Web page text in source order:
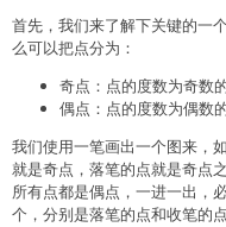
首先，我们来了解下关键的一
么可以把点分为：
奇点：点的度数为奇数
偶点：点的度数为偶数
我们使用一笔画出一个图来，
就是奇点，落笔的点就是奇点
所有点都是偶点，一进一出，
个，分别是落笔的点和收笔的